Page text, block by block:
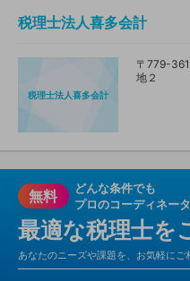
税理士法人喜多会計
税理士法人喜多会計
〒779-
地２
無料
どんな条件でも
プロのコーディネー
最適な税理士を
あなたのニーズや課題を、お気軽にご